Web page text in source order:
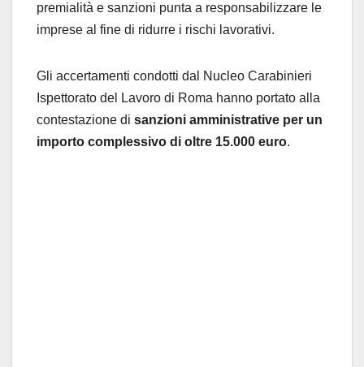
premialità e sanzioni punta a responsabilizzare le
imprese al fine di ridurre i rischi lavorativi.
Gli accertamenti condotti dal Nucleo Carabinieri
Ispettorato del Lavoro di Roma hanno portato alla
contestazione di sanzioni amministrative per un
importo complessivo di oltre 15.000 euro.